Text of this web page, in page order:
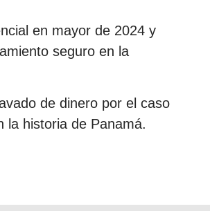
en mayor de 2024 y
seguro en la
de dinero por el caso
la historia de Panamá.